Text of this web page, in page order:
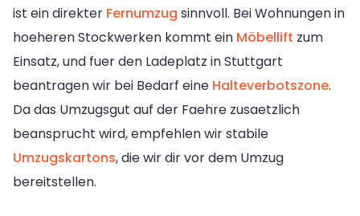
ist ein direkter Fernumzug sinnvoll. Bei Wohnungen in
hoeheren Stockwerken kommt ein Möbellift zum
Einsatz, und fuer den Ladeplatz in Stuttgart
beantragen wir bei Bedarf eine Halteverbotszone.
Da das Umzugsgut auf der Faehre zusaetzlich
beansprucht wird, empfehlen wir stabile
Umzugskartons, die wir dir vor dem Umzug
bereitstellen.